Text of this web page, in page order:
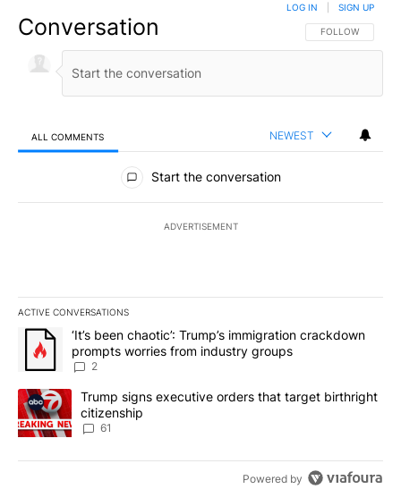
Conversation FOLLOW THIS
FOLLOW
LOG IN SIGN UP
ALL COMMENTS NEWEST
All Comments
Start the conversation
ADVERTISEMENT
ACTIVE CONVERSATIONS
The following is a list of the most commented articles in the last
A trending article titled "‘It’s been chaotic’: Trump’s
‘It’s been chaotic’: Trump’s immigration crackdown
prompts worries from industry groups
2
A trending article titled "Trump signs executive orders that
Trump signs executive orders that target birthright
citizenship
61
Powered by